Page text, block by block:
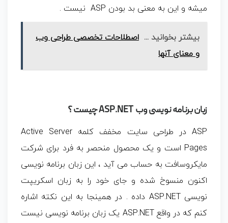
میشه و این به معنی بد بودن ASP نیست .
بیشتر بخوانید ... اصطلاحات تخصصی طراحی وب
و معنای آنها
زبان برنامه نویسی وب ASP.NET چیست ؟
ASP در طراحی سایت مخفف کلمه Active Server
Pages است و یک محصول منحصر به فرد برای شرکت
مایکروسافت به حساب می آید ، این زبان برنامه نویسی
اکنون منسوخ شده و جای خود را به زبان اسکریپت
نویسی ASP.NET داده . در همینجا به این نکته اشاره
کنم که در واقع ASP.NET یک زبان برنامه نویسی نیست